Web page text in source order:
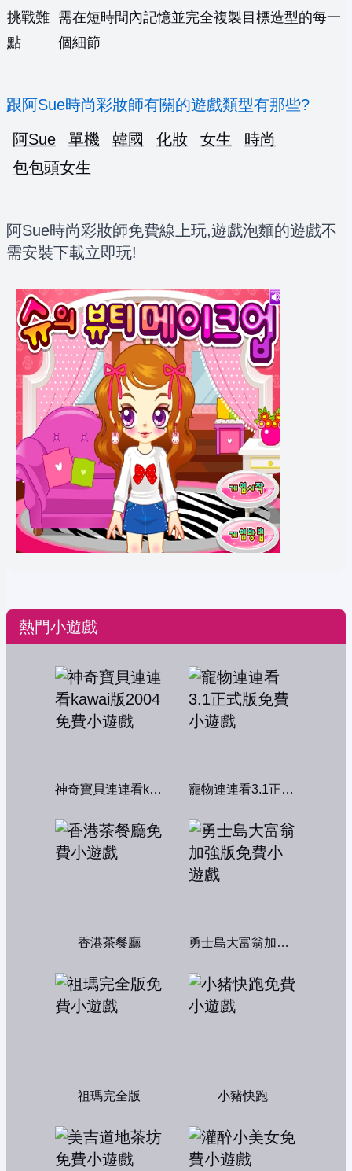
挑戰難
點
需在短時間內記憶並完全複製目標造型的每一
個細節
跟阿Sue時尚彩妝師有關的遊戲類型有那些?
阿Sue
單機 韓國 化妝 女生
時尚
包包頭女生
阿Sue時尚彩妝師免費線上玩,遊戲泡麵的遊戲不
需安裝下載立即玩!
熱門小遊戲
神奇寶貝連連看kawai版2004 寵物連連看3.1正式版
香港茶餐廳 勇士島大富翁加強版
祖瑪完全版 小豬快跑